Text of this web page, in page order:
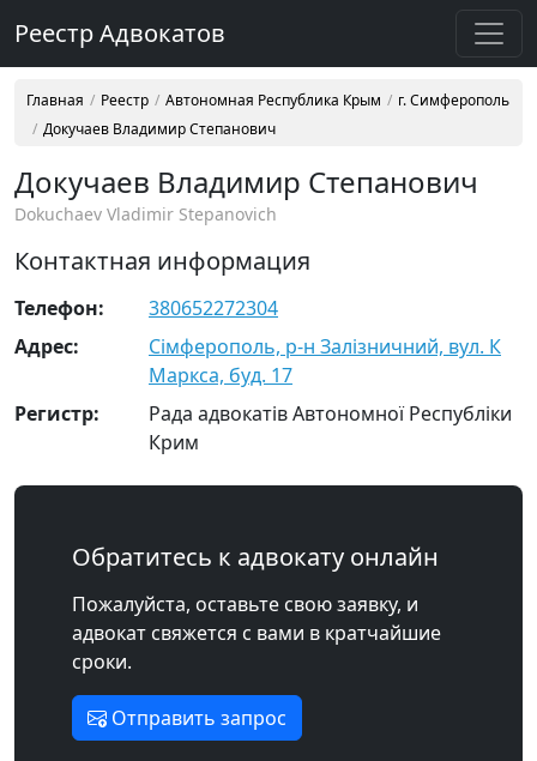
Реестр Адвокатов
Главная Реестр Автономная Республика Крым
г. Симферополь
Докучаев Владимир Степанович
Докучаев Владимир Степанович
Dokuchaev Vladimir Stepanovich
Контактная информация
Телефон:
380652272304
Адрес:
Сімферополь, р-н Залізничний, вул. К
Маркса, буд. 17
Регистр:
Рада адвокатів Автономної Республіки
Крим
Обратитесь к адвокату онлайн
Пожалуйста, оставьте свою заявку, и
адвокат свяжется с вами в кратчайшие
сроки.
Отправить запрос